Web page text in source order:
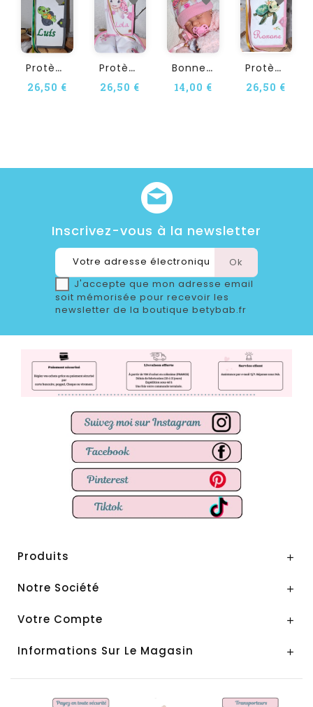
P
Rotège Carnet De Santé...
26,50 €
P
Rotège Carnet De Santé...
26,50 €
B
Onnet Bébé Personnalisé...
14,00 €
P
Rotège Carnet De Santé...
26,50 €
Inscrivez-vous à la newsletter
J'accepte que mon adresse email
soit mémorisée pour recevoir les
newsletter de la boutique betybab.fr
Produits 
Notre Société 
Votre Compte 
Informations Sur Le Magasin 